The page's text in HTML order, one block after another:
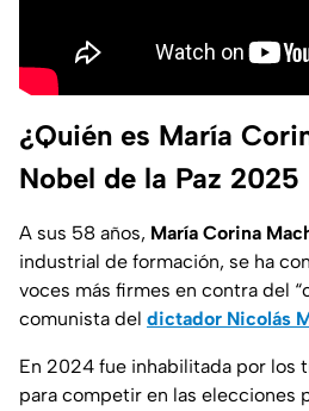
¿Quién es María
Nobel de la Paz 2025
A sus 58 años, María Corina
industrial de formación, se ha
voces más firmes en contra del “
comunista del dictador Nicolás
En 2024 fue inhabilitada por los
para competir en las elecciones